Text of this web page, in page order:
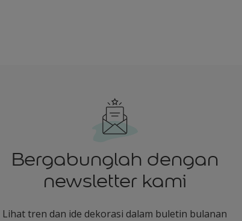
Bergabunglah dengan
newsletter kami
Lihat tren dan ide dekorasi dalam buletin bulanan